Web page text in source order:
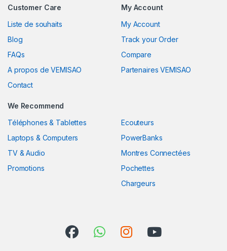
Customer Care
Liste de souhaits
Blog
FAQs
A propos de VEMISAO
Contact
My Account
My Account
Track your Order
Compare
Partenaires VEMISAO
We Recommend
Téléphones & Tablettes
Laptops & Computers
TV & Audio
Promotions
Ecouteurs
PowerBanks
Montres Connectées
Pochettes
Chargeurs